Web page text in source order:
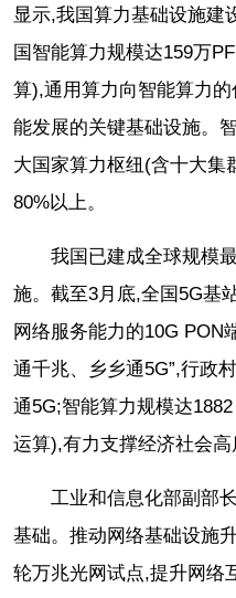
显示,我国算力基础设施建
国智能算力规模达159万
算),通用算力向智能算力
能发展的关键基础设施。
大国家算力枢纽(含十大集
80%以上。
我国已建成全球规模
施。截至3月底,全国5G基
网络服务能力的10G PON
通千兆、乡乡通5G”,行政
通5G;智能算力规模达
运算),有力支撑经济社会高
工业和信息化部副部
基础。推动网络基础设施
轮万兆光网试点,提升网络